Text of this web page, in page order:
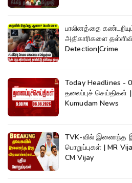
பாலினத்தை
அதிகாரிகளை
Detection|Crime
Today Headlines -
தலைப்புச் செய்திகள்
Kumudam News
TVK-வில் இணைந்த
பொறுப்புகள் | MR
CM Vijay